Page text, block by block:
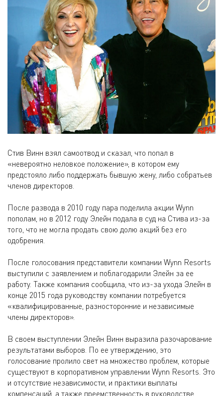
Стив Винн взял самоотвод и сказал, что попал в
«невероятно неловкое положение», в котором ему
предстояло либо поддержать бывшую жену, либо собратьев
членов директоров.
После развода в 2010 году пара поделила акции Wynn
пополам, но в 2012 году Элейн подала в суд на Стива из-за
того, что не могла продать свою долю акций без его
одобрения.
После голосования представители компании Wynn Resorts
выступили с заявлением и поблагодарили Элейн за ее
работу. Также компания сообщила, что из-за ухода Элейн в
конце 2015 года руководству компании потребуется
«квалифицированные, разносторонние и независимые
члены директоров».
В своем выступлении Элейн Винн выразила разочарование
результатами выборов. По ее утверждению, это
голосование пролило свет на множество проблем, которые
существуют в корпоративном управлении Wynn Resorts. Это
и отсутствие независимости, и практики выплаты
компенсаций, а также преемственность в руководстве